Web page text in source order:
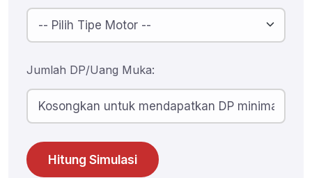
Jumlah DP/Uang Muka:
Hitung Simulasi